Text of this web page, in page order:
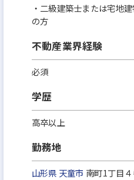
・二級建築士または宅地
の方
不動産業界経験
必須
学歴
高卒以上
勤務地
山形県 天童市 南町1丁目